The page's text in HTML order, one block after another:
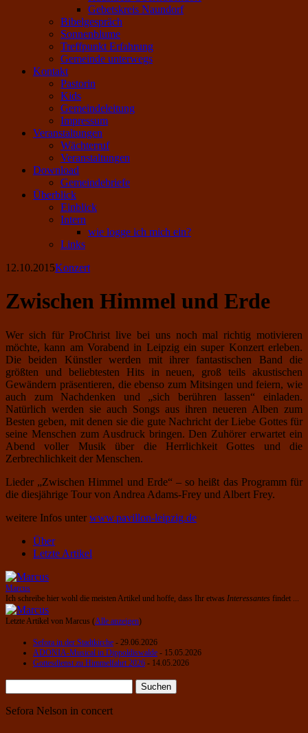
Gebetskreis Naundorf
Bibelgespräch
Sonnenblume
Treffpunkt Erfahrung
Gemeinde unterwegs
Kontakt
Pastorin
Kids
Gemeindeleitung
Impressum
Veranstaltungen
Wächterruf
Veranstaltungen
Download
Gemeindebriefe
Überblick
Einblick
Intern
wie logge ich mich ein?
Links
12.10.2015Konzert
Zwischen Himmel und Erde
Wer sich für ProChrist live bei uns noch mal richtig motivieren
möchte, kann am Vorabend in Leipzig ein super Konzert erleben.
Die beiden Künstler werden mit ihrer fantastischen Band die
größten und beliebtesten Hits in neuen, groß teils akustischen
Gewändern präsentieren, die ebenso zum Mitsingen und feiern, wie
auch zum Nachdenken und „sich berühren lassen“ einladen.
Natürlich werden sie auch Songs aus ihren neueren Alben zum
Besten geben, mit denen sie die gute Nachricht der Liebe Gottes für
seine Menschen zum Ausdruck bringen. Den Zuhörer erwartet ein
Abend voller Musik über die Herrlichkeit Gottes und die
Zerbrechlichkeit der Menschen.
Lieder „Zwischen Himmel und Erde“ – so heißt das Programm für
die diesjährige Tour von Andrea Adams-Frey und Albert Frey.
weitere Infos unter www.pavillon-leipzig.de
Über
Letzte Artikel
Marcus
Ich schreibe hier wohl die meisten Artikel und hoffe, dass Ihr etwas Interessantes findet ...
Letzte Artikel von Marcus (Alle anzeigen)
Sefora in der Stadtkirche - 29.06.2026
ADONIA-Musical in Dippoldiswalde - 15.05.2026
Gottesdienst zu Himmelfahrt 2026 - 14.05.2026
nach:
Sefora Nelson in concert